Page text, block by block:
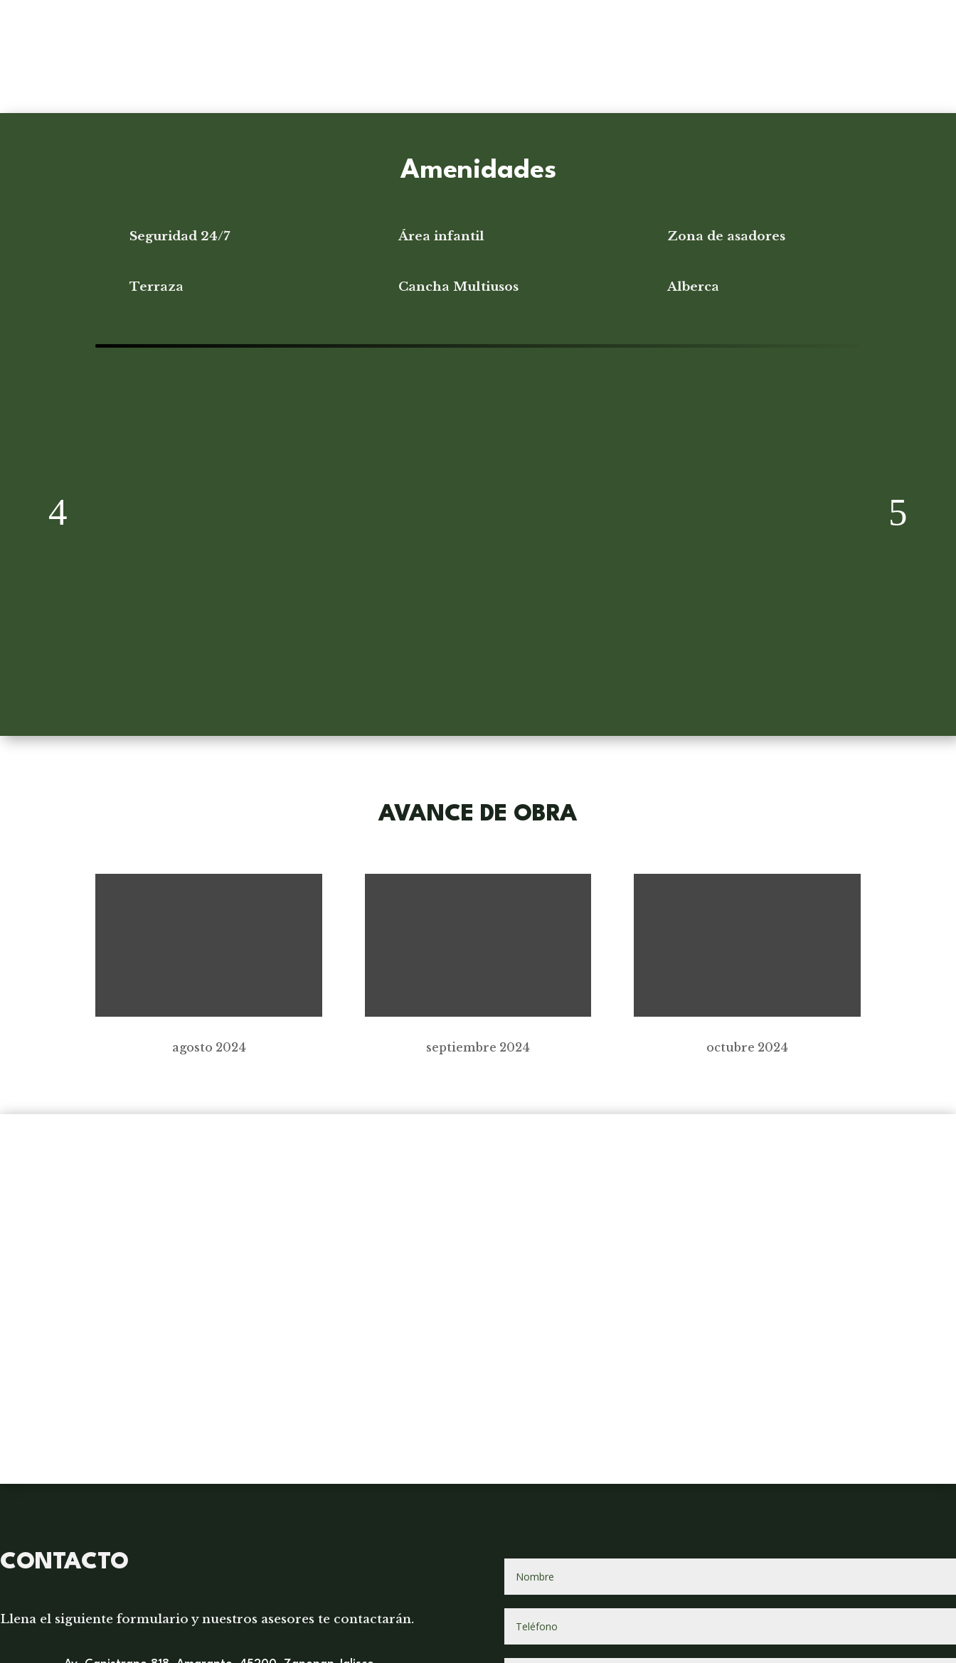
Amenidades
Seguridad 24/7
Terraza
Área infantil
Cancha Multiusos
Zona de asadores
Alberca
AVANCE DE OBRA
agosto 2024 septiembre 2024 octubre 2024
CONTACTO
Llena el siguiente formulario y nuestros asesores te contactarán.